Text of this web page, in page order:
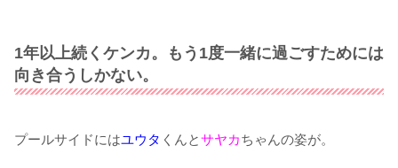
1年以上続くケンカ。もう1度一緒に過ごすためには
向き合うしかない。
プールサイドにはユウタ くんとサヤカちゃんの姿が。